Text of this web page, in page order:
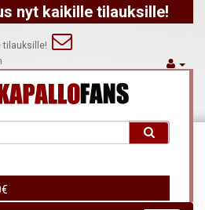
nyt kaikille tilauksille!
tilauksille!